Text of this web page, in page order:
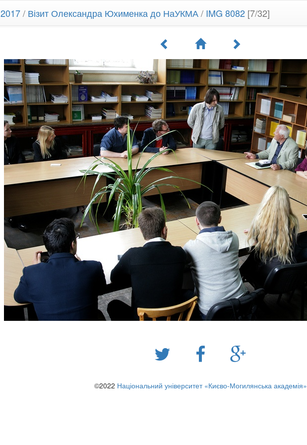
2017/ Візит Олександра Юхименка до НаУКМА/ IMG 8082 [7/32]
©2022 Національний університет «Києво-Могилянська академія»